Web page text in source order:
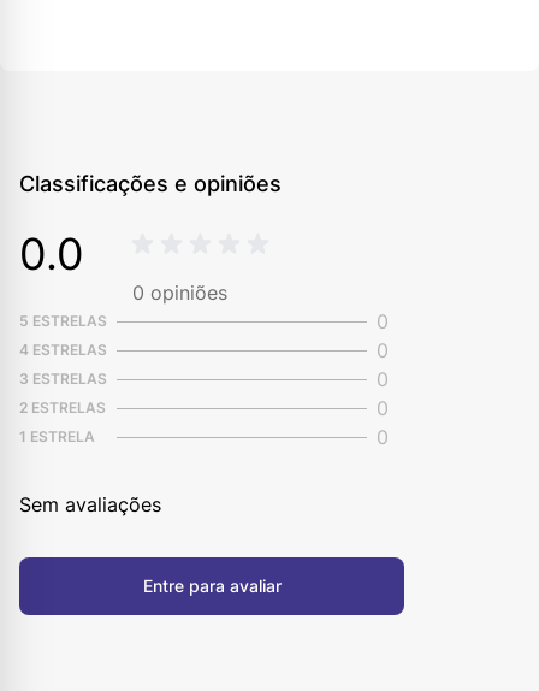
Classificações e opiniões
0.0
0 opiniões
5 ESTRELAS 0
4 ESTRELAS 0
3 ESTRELAS 0
2 ESTRELAS 0
1 ESTRELA 0
Sem avaliações
Entre para avaliar